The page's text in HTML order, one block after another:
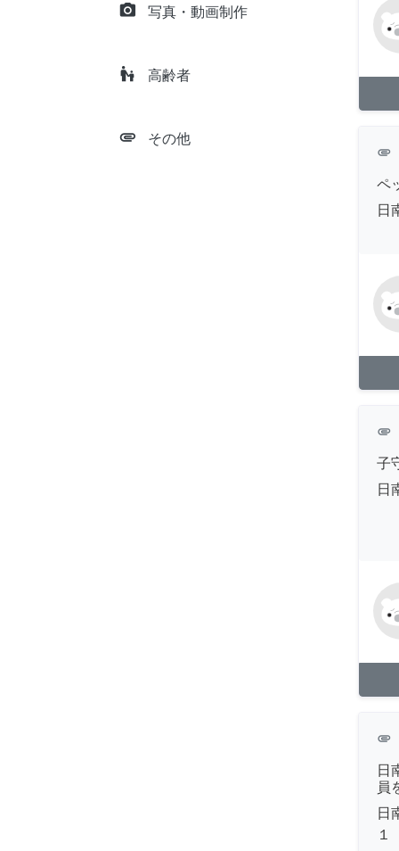
camera_alt 写真・動画制作
escalator_warning 高齢者
attachment その他
attachment
ペ
日
attachment
子
日
attachment
日
員
日
１